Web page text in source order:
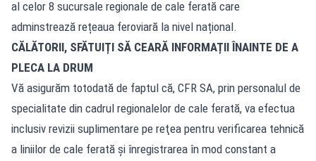
al celor 8 sucursale regionale de cale ferată care
adminstrează rețeaua feroviară la nivel național.
CĂLĂTORII, SFĂTUIȚI SĂ CEARĂ INFORMAȚII ÎNAINTE DE A
PLECA LA DRUM
Vă asigurăm totodată de faptul că, CFR SA, prin personalul de
specialitate din cadrul regionalelor de cale ferată, va efectua
inclusiv revizii suplimentare pe reţea pentru verificarea tehnică
a liniilor de cale ferată și înregistrarea în mod constant a